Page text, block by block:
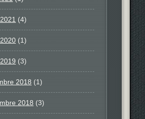
(4)
(1)
(3)
2018 (1)
2018 (3)